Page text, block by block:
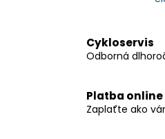
Cykloservis
Odborná
Platba
Zaplaťte ako